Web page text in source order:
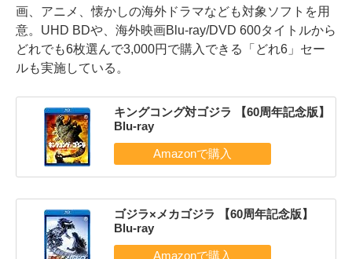
画、アニメ、懐かしの海外ドラマなども対象ソフトを用
意。UHD BDや、海外映画Blu-ray/DVD 600タイトルから
どれでも6枚選んで3,000円で購入できる「どれ6」セー
ルも実施している。
キングコング対ゴジラ 【60周年記念版】
Blu-ray
ゴジラ×メカゴジラ 【60周年記念版】
Blu-ray